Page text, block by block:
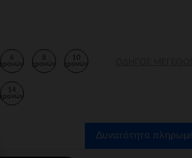
6
χρονών
8
χρονών
10
χρονών
14
χρονών
Δυνατότητα